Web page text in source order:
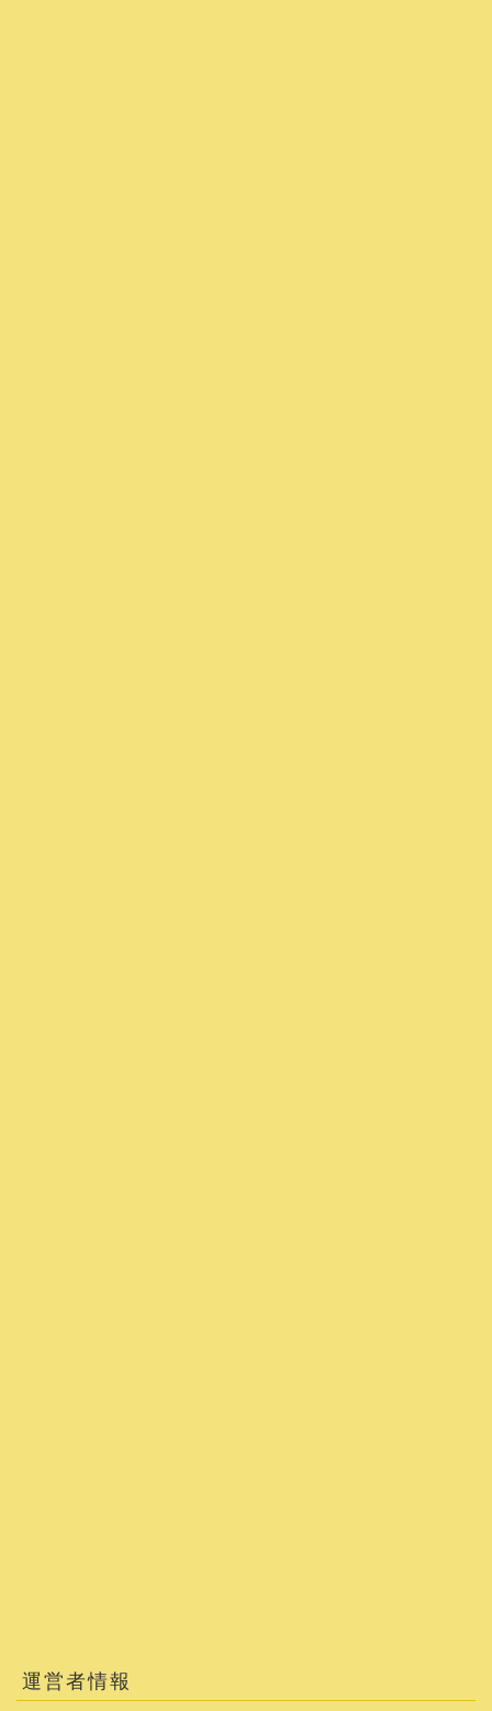
運営者情報